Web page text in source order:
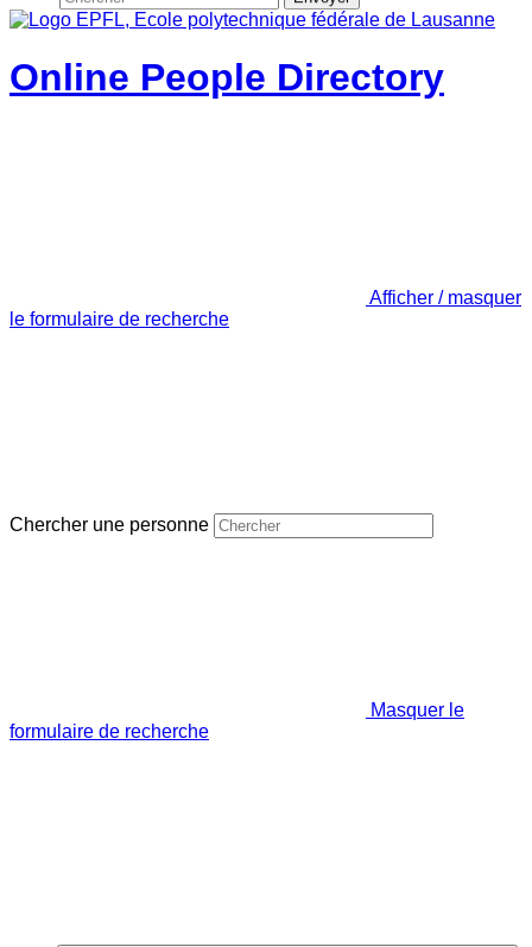
Online People Directory
Afficher / masquer
le formulaire de recherche
Chercher une personne
Masquer le
formulaire de recherche